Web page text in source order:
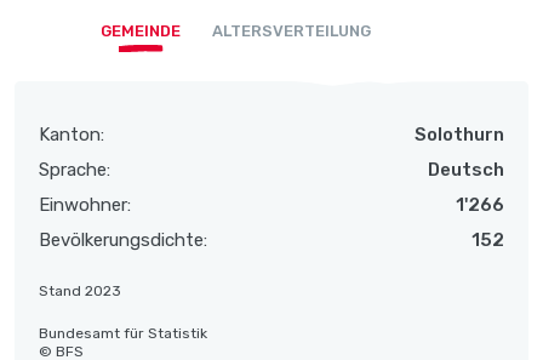
GEMEINDE ALTERSVERTEILUNG
Kanton:
Solothurn
Sprache:
Deutsch
Einwohner:
1'266
Bevölkerungsdichte:
152
Stand 2023
Bundesamt für Statistik
© BFS